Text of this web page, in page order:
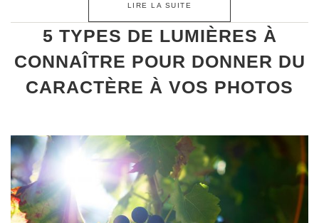
LIRE LA SUITE
5 TYPES DE LUMIÈRES À
CONNAÎTRE POUR DONNER DU
CARACTÈRE À VOS PHOTOS